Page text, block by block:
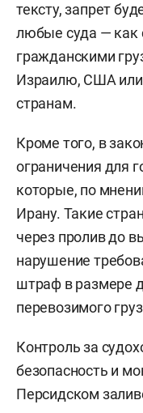
тексту, запрет
любые суда — как
гражданскими
Израилю, США
странам.
Кроме того, в
ограничения для
которые, по
Ирану. Такие
через пролив до
нарушение
штраф в размере
перевозимого
Контроль за
безопасность и
Персидском